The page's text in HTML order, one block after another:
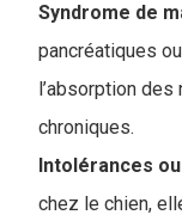
Syndrome de
pancréatiques
l’absorption
chroniques.
Intolérances
chez le chien,